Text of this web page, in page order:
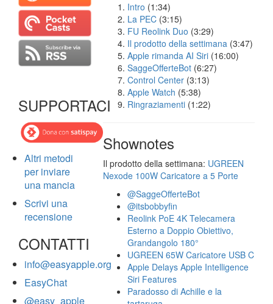
SUPPORTACI
Altri metodi
per inviare
una mancia
Scrivi una
recensione
CONTATTI
info@easyapple.org
EasyChat
@easy_apple
Intro (1:34)
La PEC (3:15)
FU Reolink Duo (3:29)
Il prodotto della settimana (3:47)
Apple rimanda AI Siri (16:00)
SaggeOfferteBot (6:27)
Control Center (3:13)
Apple Watch (5:38)
Ringraziamenti (1:22)
Shownotes
Il prodotto della settimana: UGREEN
Nexode 100W Caricatore a 5 Porte
@SaggeOfferteBot
@itsbobbyfin
Reolink PoE 4K Telecamera
Esterno a Doppio Obiettivo,
Grandangolo 180°
UGREEN 65W Caricatore USB C
Apple Delays Apple Intelligence
Siri Features
Paradosso di Achille e la